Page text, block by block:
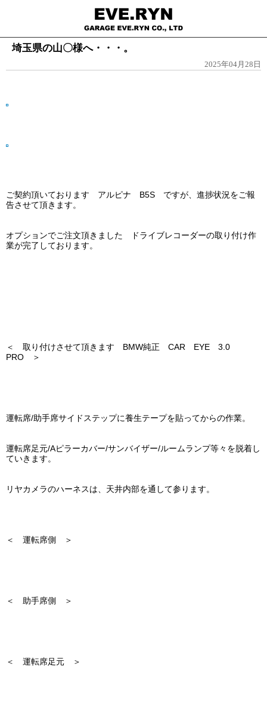
埼玉県の山〇様へ・・・。
2025年04月28日
ご契約頂いております アルピナ B5S ですが、進捗状況をご報
告させて頂きます。
オプションでご注文頂きました ドライブレコーダーの取り付け作
業が完了しております。
＜ 取り付けさせて頂きます BMW純正 CAR EYE 3.0
PRO ＞
運転席/助手席サイドステップに養生テープを貼ってからの作業。
運転席足元/Aピラーカバー/サンバイザー/ルームランプ等々を脱着し
ていきます。
リヤカメラのハーネスは、天井内部を通して参ります。
＜ 運転席側 ＞
＜ 助手席側 ＞
＜ 運転席足元 ＞